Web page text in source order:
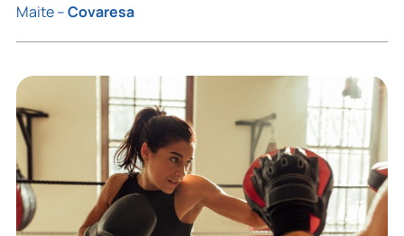
Maite –Covaresa